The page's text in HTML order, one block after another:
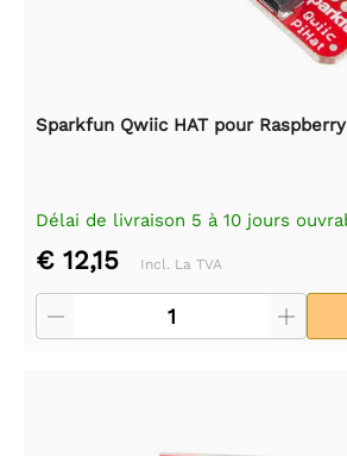
Sparkfun Qwiic HAT pour
Délai de livraison 5 à 10 jours
€ 12,15 Incl. La TVA